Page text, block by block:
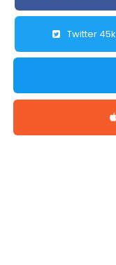
Twitter 45k